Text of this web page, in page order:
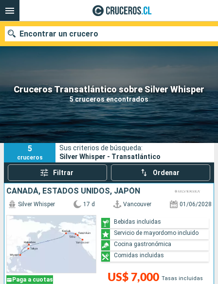
Cruceros Transatlántico sobre Silver Whisper
5 cruceros encontrados
Encontrar un crucero
Nuestros destinos
Fecha de salida
Puertos Compañías
Buscar
5
cruceros
Sus criterios de búsqueda:
Silver Whisper - Transatlántico
Filtrar Ordenar
CANADÁ, ESTADOS UNIDOS, JAPÓN
Paga a cuotas
Silver Whisper 17 d Vancouver 01/06/2028
US$ 7,000 Tasas incluidas
Bebidas incluidas
Servicio de mayordomo incluido
Cocina gastronómica
Comidas incluidas